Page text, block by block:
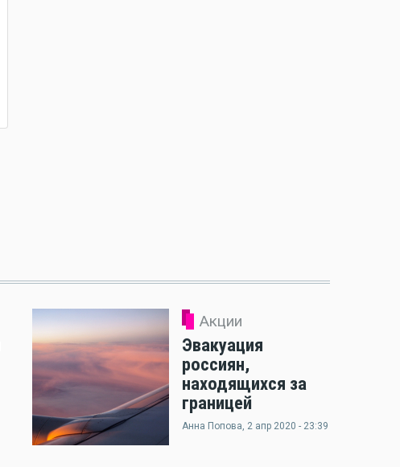
Акции
Эвакуация
россиян,
находящихся за
границей
Анна Попова, 2 апр 2020 - 23:39